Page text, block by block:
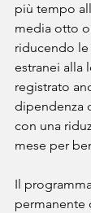
più tempo
media otto
riducendo le
estranei alla
registrato
dipendenza
con una
mese per
Il
permanente